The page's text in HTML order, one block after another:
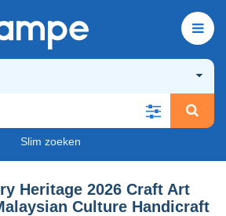
Slim zoeken
Heritage 2026 Craft Art
Culture Handicraft